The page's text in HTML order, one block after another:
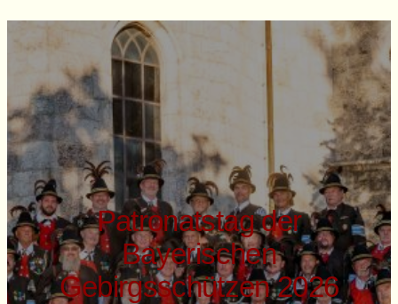
Patronatstag der
Bayerischen
Gebirgsschützen 2026